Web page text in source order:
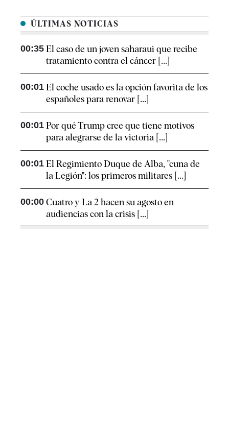
ÚLTIMAS NOTICIAS
00:35 El caso de un joven saharaui que recibe
tratamiento contra el cáncer [...]
00:01 El coche usado es la opción favorita de los
españoles para renovar [...]
00:01 Por qué Trump cree que tiene motivos
para alegrarse de la victoria [...]
00:01 El Regimiento Duque de Alba, "cuna de
la Legión": los primeros militares [...]
00:00 Cuatro y La 2 hacen su agosto en
audiencias con la crisis [...]